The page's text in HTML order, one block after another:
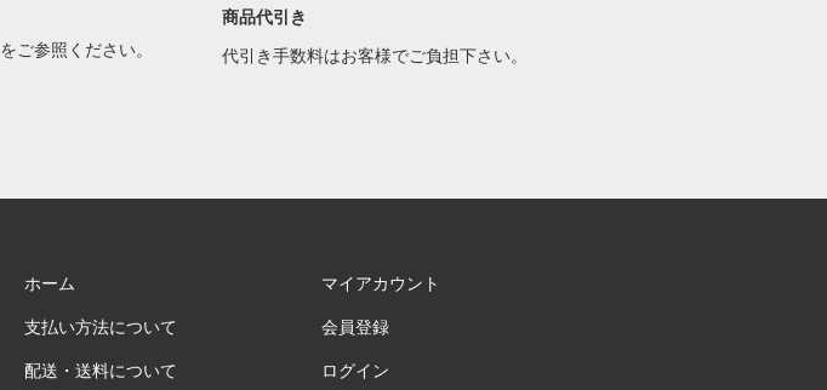
をご参照ください。
商品代引き
代引き手数料はお客様でご負担下さい。
ホーム
支払い方法について
配送・送料について
マイアカウント
会員登録
ログイン